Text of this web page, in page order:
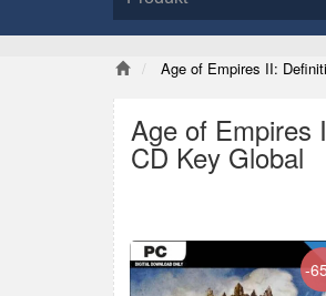
Age of Empires II:
Age of Empires
CD Key Global
-